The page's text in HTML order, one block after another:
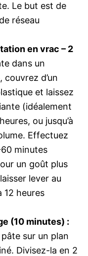
Le but est de
réseau
en vrac – 2
dans un
couvrez d’un
et laissez
(idéalement
ou jusqu’à
Effectuez
minutes
un goût plus
lever au
12 heures
(10 minutes) :
sur un plan
Divisez-la en 2